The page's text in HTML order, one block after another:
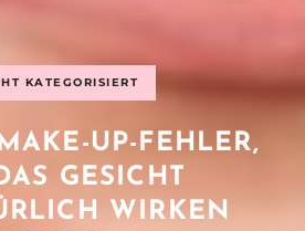
KATEGORISIERT
UP-FEHLER,
GESICHT
WIRKEN